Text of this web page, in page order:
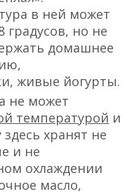
в ней может
градусов, но не
домашнее
живые йогурты.
не может
температурой и
хранят не
и не
охлаждении
масло,